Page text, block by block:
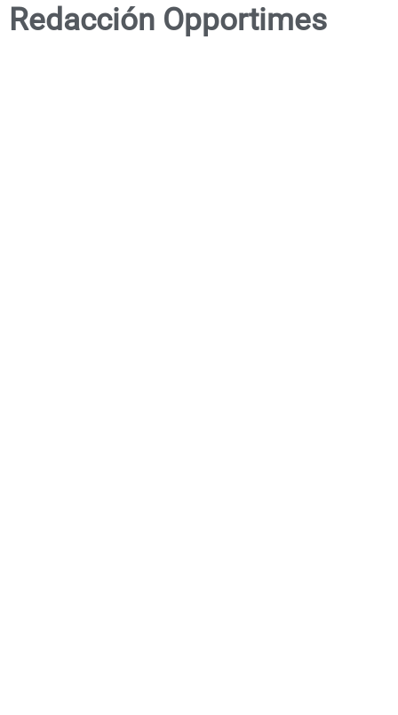
Redacción Opportimes